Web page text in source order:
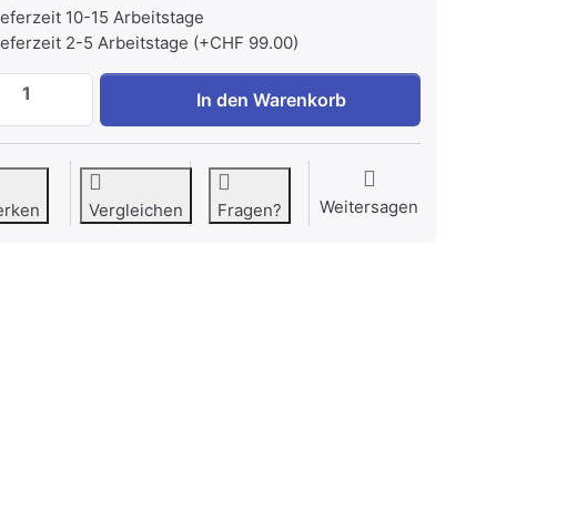
10-15 Arbeitstage
2-5 Arbeitstage (+CHF 99.00)
MIELE K 7326 E Kühlschrank mit Gefrierfach E
In den Warenkorb
Vergleichen Fragen? Weitersagen